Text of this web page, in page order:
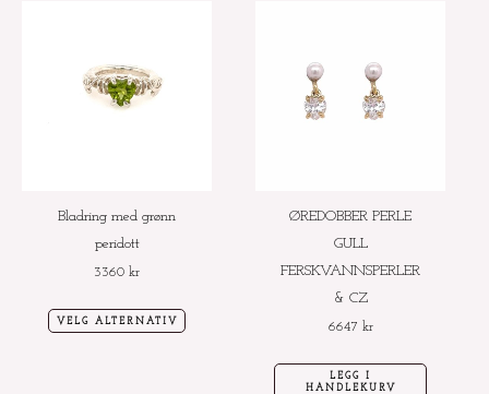
Bladring med grønn
peridott
3360 kr
VELG ALTERNATIV
ØREDOBBER PERLE
GULL
FERSKVANNSPERLER
& CZ
6647 kr
LEGG I
HANDLEKURV